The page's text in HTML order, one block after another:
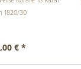
1820/30
€ *